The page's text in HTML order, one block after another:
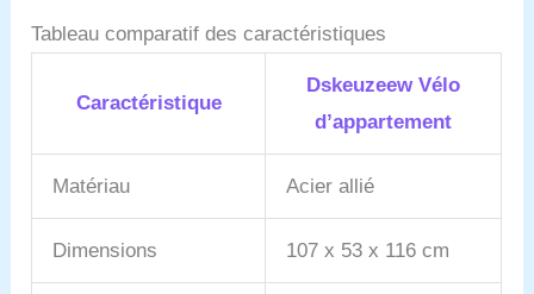
la vitesse, la distance, les
fréquence cardiaque
pendant la conduite, ce
coup d'œil. Pendant ce
temps, placez votre
téléphone/iPad sur le
Tableau comparatif des caractéristiques
Caractéristique
Dskeuzeew Vélo
d’appartement
Matériau Acier allié
Dimensions 107 x 53 x 116 cm